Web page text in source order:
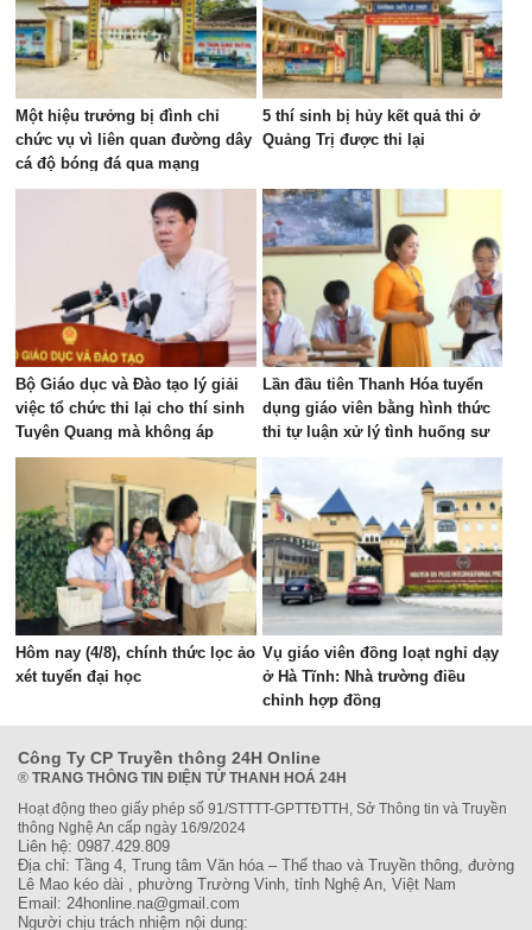
Một hiệu trưởng bị đình chỉ
chức vụ vì liên quan đường dây
cá độ bóng đá qua mạng
5 thí sinh bị hủy kết quả thi ở
Quảng Trị được thi lại
Bộ Giáo dục và Đào tạo lý giải
việc tổ chức thi lại cho thí sinh
Tuyên Quang mà không áp
dụng cho thí sinh Quảng Trị
Lần đầu tiên Thanh Hóa tuyển
dụng giáo viên bằng hình thức
thi tự luận xử lý tình huống sư
Hôm nay (4/8), chính thức lọc ảo
xét tuyển đại học
Vụ giáo viên đồng loạt nghỉ dạy
ở Hà Tĩnh: Nhà trường điều
chỉnh hợp đồng
Công Ty CP Truyền thông 24H Online
® TRANG THÔNG TIN ĐIỆN TỬ THANH HOÁ 24H
Hoạt động theo giấy phép số 91/STTTT-GPTTĐTTH, Sở Thông tin và Truyền
thông Nghệ An cấp ngày 16/9/2024
Liên hệ: 0987.429.809
Địa chỉ: Tầng 4, Trung tâm Văn hóa – Thể thao và Truyền thông, đường
Lê Mao kéo dài , phường Trường Vinh, tỉnh Nghệ An, Việt Nam
Email: 24honline.na@gmail.com
Người chịu trách nhiệm nội dung: